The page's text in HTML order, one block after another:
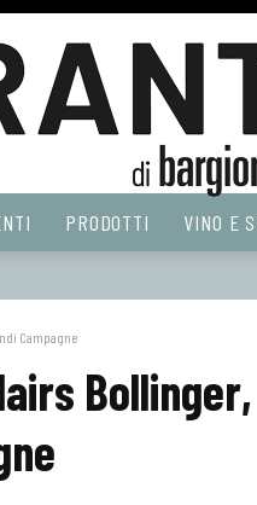
PRODOTTI VINO E
Campagne